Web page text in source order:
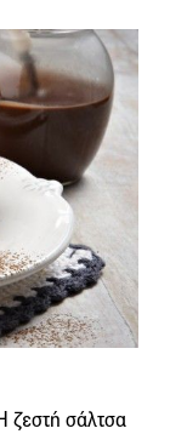
ζεστή σάλτσα